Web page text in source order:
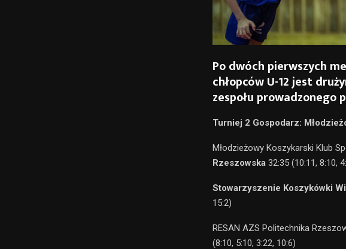
Po dwóch pierwszych
chłopców U-12 jest
zespołu prowadzonego
Turniej 2 Gospodarz:
Młodzieżowy Koszykarski Klub
Rzeszowska 32:35 (10:11, 8:10,
Stowarzyszenie Koszykówki
15:2)
RESAN AZS Politechnika
(8:10, 5:10, 3:22, 10:6)